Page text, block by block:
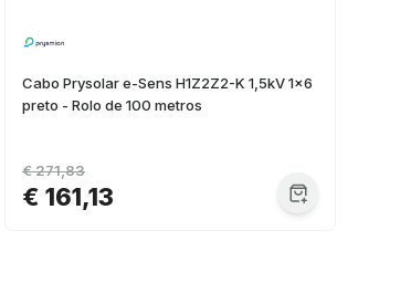
Cabo Prysolar e-Sens H1Z2Z2-K 1,5kV 1x6
preto - Rolo de 100 metros
€ 161,13
€ 271,83